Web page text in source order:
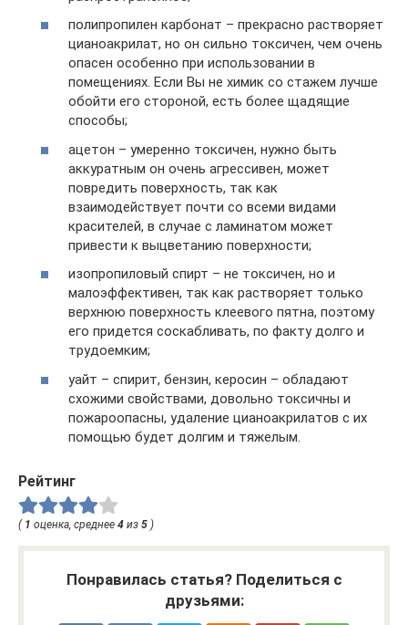
полипропилен карбонат – прекрасно растворяет
цианоакрилат, но он сильно токсичен, чем очень
опасен особенно при использовании в
помещениях. Если Вы не химик со стажем лучше
обойти его стороной, есть более щадящие
способы;
ацетон – умеренно токсичен, нужно быть
аккуратным он очень агрессивен, может
повредить поверхность, так как
взаимодействует почти со всеми видами
красителей, в случае с ламинатом может
привести к выцветанию поверхности;
изопропиловый спирт – не токсичен, но и
малоэффективен, так как растворяет только
верхнюю поверхность клеевого пятна, поэтому
его придется соскабливать, по факту долго и
трудоемким;
уайт – спирит, бензин, керосин – обладают
схожими свойствами, довольно токсичны и
пожароопасны, удаление цианоакрилатов с их
помощью будет долгим и тяжелым.
Рейтинг
( 1 оценка, среднее 4 из 5 )
Понравилась статья? Поделиться с
друзьями: